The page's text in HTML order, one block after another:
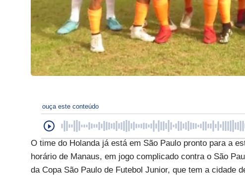
ouça este conteúdo
O time do Holanda já está em São Paulo pronto para a
horário de Manaus, em jogo complicado contra o São
da Copa São Paulo de Futebol Junior, que tem a cidade